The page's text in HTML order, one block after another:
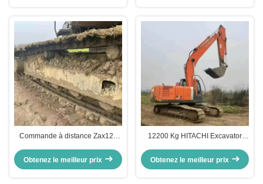
Commande à distance Zax120
Machines de construction Hitachi
Obtenez le meilleur prix
12200 Kg HITACHI Excavator
creusement d'occasion
Obtenez le meilleur prix